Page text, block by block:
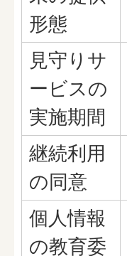
形態
見守りサ
ービスの
実施期間
継続利用
の同意
個人情報
の教育委